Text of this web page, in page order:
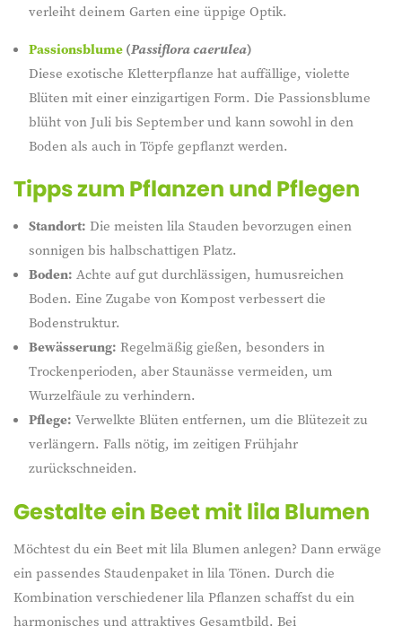
verleiht deinem Garten eine üppige Optik.
Passionsblume(Passiflora caerulea)
Diese exotische Kletterpflanze hat auffällige, violette
Blüten mit einer einzigartigen Form. Die Passionsblume
blüht von Juli bis September und kann sowohl in den
Boden als auch in Töpfe gepflanzt werden.
Tipps zum Pflanzen und Pflegen
Standort: Die meisten lila Stauden bevorzugen einen
sonnigen bis halbschattigen Platz.
Boden: Achte auf gut durchlässigen, humusreichen
Boden. Eine Zugabe von Kompost verbessert die
Bodenstruktur.
Bewässerung: Regelmäßig gießen, besonders in
Trockenperioden, aber Staunässe vermeiden, um
Wurzelfäule zu verhindern.
Pflege: Verwelkte Blüten entfernen, um die Blütezeit zu
verlängern. Falls nötig, im zeitigen Frühjahr
zurückschneiden.
Gestalte ein Beet mit lila Blumen
Möchtest du ein Beet mit lila Blumen anlegen? Dann erwäge
ein passendes Staudenpaket in lila Tönen. Durch die
Kombination verschiedener lila Pflanzen schaffst du ein
harmonisches und attraktives Gesamtbild. Bei